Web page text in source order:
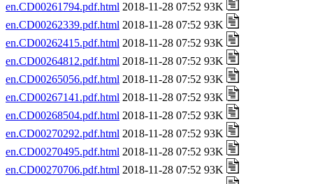
en.CD00261794.pdf.html 2018-11-28 07:52 93K
en.CD00262339.pdf.html 2018-11-28 07:52 93K
en.CD00262415.pdf.html 2018-11-28 07:52 93K
en.CD00264812.pdf.html 2018-11-28 07:52 93K
en.CD00265056.pdf.html 2018-11-28 07:52 93K
en.CD00267141.pdf.html 2018-11-28 07:52 93K
en.CD00268504.pdf.html 2018-11-28 07:52 93K
en.CD00270292.pdf.html 2018-11-28 07:52 93K
en.CD00270495.pdf.html 2018-11-28 07:52 93K
en.CD00270706.pdf.html 2018-11-28 07:52 93K